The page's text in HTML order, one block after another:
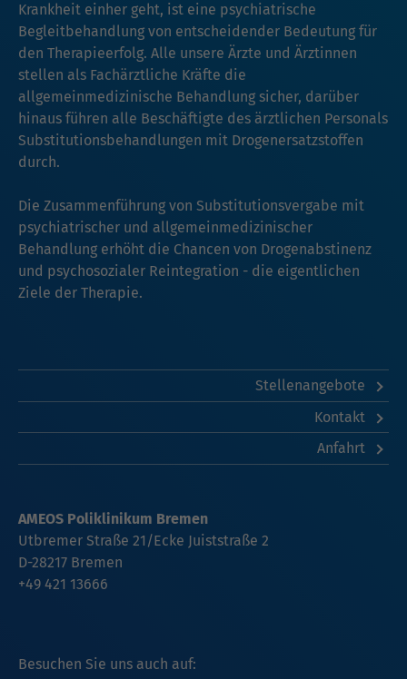
Krankheit einher geht, ist eine psychiatrische
Begleitbehandlung von entscheidender Bedeutung für
den Therapieerfolg. Alle unsere Ärzte und Ärztinnen
stellen als Fachärztliche Kräfte die
allgemeinmedizinische Behandlung sicher, darüber
hinaus führen alle Beschäftigte des ärztlichen Personals
Substitutionsbehandlungen mit Drogenersatzstoffen
durch.
Die Zusammenführung von Substitutionsvergabe mit
psychiatrischer und allgemeinmedizinischer
Behandlung erhöht die Chancen von Drogenabstinenz
und psychosozialer Reintegration - die eigentlichen
Ziele der Therapie.
Stellenangebote
Kontakt
Anfahrt
Besuchen Sie uns auch auf:
AMEOS Poliklinikum Bremen
Utbremer Straße 21/Ecke Juiststraße 2
D-28217 Bremen
+49 421 13666